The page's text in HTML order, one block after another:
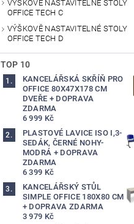
VÝŠKOVĚ NASTAVITELNÉ STOLY
OFFICE TECH C
VÝŠKOVĚ NASTAVITELNÉ STOLY
OFFICE TECH D
TOP 10
KANCELÁŘSKÁ SKŘÍŇ PRO
OFFICE 80X47X178 CM
DVEŘE + DOPRAVA
ZDARMA
6 999 Kč
PLASTOVÉ LAVICE ISO I,3-
SEDÁK, ČERNÉ NOHY-
MODRÁ + DOPRAVA
ZDARMA
6 399 Kč
KANCELÁŘSKÝ STŮL
SIMPLE OFFICE 180X80 CM
+ DOPRAVA ZDARMA
3 979 Kč